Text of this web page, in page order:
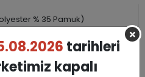
% 35 Pamuk)
Kargoya Teslim edilmektedir.
tarihleri
kapalı